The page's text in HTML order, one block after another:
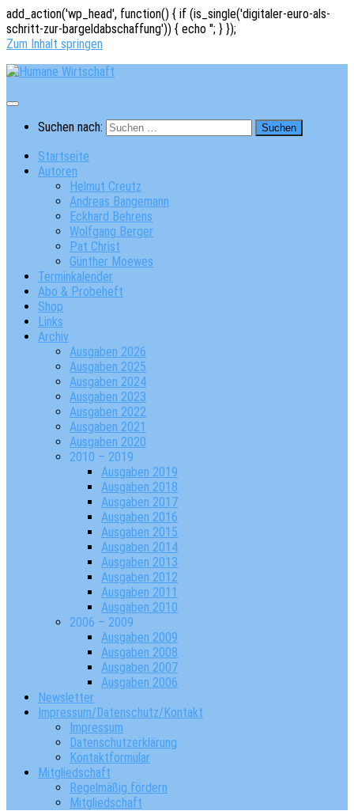
add_action('wp_head', function() { if (is_single('digitaler-euro-als-
schritt-zur-bargeldabschaffung')) { echo ''; } });
Zum Inhalt springen
Suchen nach:
Startseite
Autoren
Helmut Creutz
Andreas Bangemann
Eckhard Behrens
Wolfgang Berger
Pat Christ
Günther Moewes
Terminkalender
Abo & Probeheft
Shop
Links
Archiv
Ausgaben 2026
Ausgaben 2025
Ausgaben 2024
Ausgaben 2023
Ausgaben 2022
Ausgaben 2021
Ausgaben 2020
2010 – 2019
Ausgaben 2019
Ausgaben 2018
Ausgaben 2017
Ausgaben 2016
Ausgaben 2015
Ausgaben 2014
Ausgaben 2013
Ausgaben 2012
Ausgaben 2011
Ausgaben 2010
2006 – 2009
Ausgaben 2009
Ausgaben 2008
Ausgaben 2007
Ausgaben 2006
Newsletter
Impressum/Datenschutz/Kontakt
Impressum
Datenschutzerklärung
Kontaktformular
Mitgliedschaft
Regelmäßig fördern
Mitgliedschaft